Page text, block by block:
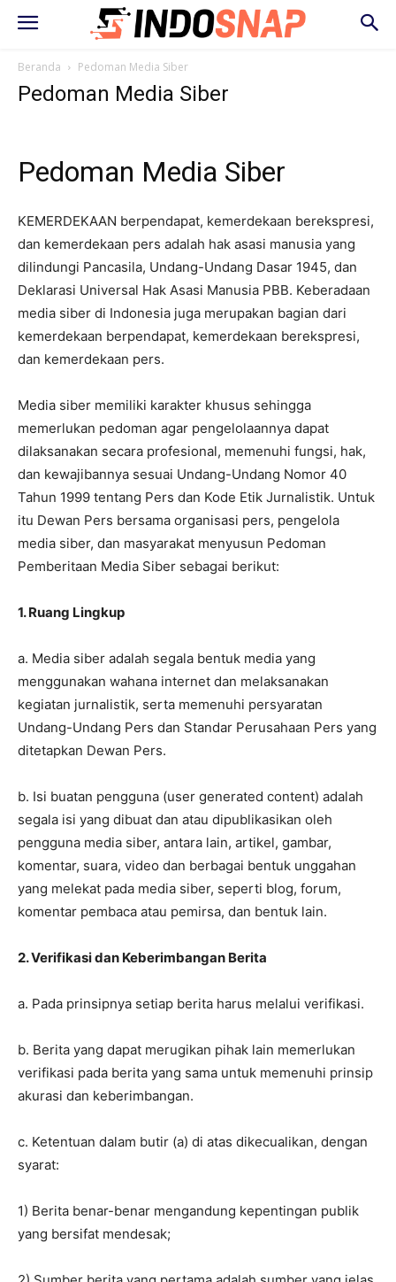
Beranda Pedoman Media Siber
Pedoman Media Siber
Pedoman Media Siber
KEMERDEKAAN berpendapat, kemerdekaan berekspresi,
dan kemerdekaan pers adalah hak asasi manusia yang
dilindungi Pancasila, Undang-Undang Dasar 1945, dan
Deklarasi Universal Hak Asasi Manusia PBB. Keberadaan
media siber di Indonesia juga merupakan bagian dari
kemerdekaan berpendapat, kemerdekaan berekspresi,
dan kemerdekaan pers.
Media siber memiliki karakter khusus sehingga
memerlukan pedoman agar pengelolaannya dapat
dilaksanakan secara profesional, memenuhi fungsi, hak,
dan kewajibannya sesuai Undang-Undang Nomor 40
Tahun 1999 tentang Pers dan Kode Etik Jurnalistik. Untuk
itu Dewan Pers bersama organisasi pers, pengelola
media siber, dan masyarakat menyusun Pedoman
Pemberitaan Media Siber sebagai berikut:
1. Ruang Lingkup
a. Media siber adalah segala bentuk media yang
menggunakan wahana internet dan melaksanakan
kegiatan jurnalistik, serta memenuhi persyaratan
Undang-Undang Pers dan Standar Perusahaan Pers yang
ditetapkan Dewan Pers.
b. Isi buatan pengguna (user generated content) adalah
segala isi yang dibuat dan atau dipublikasikan oleh
pengguna media siber, antara lain, artikel, gambar,
komentar, suara, video dan berbagai bentuk unggahan
yang melekat pada media siber, seperti blog, forum,
komentar pembaca atau pemirsa, dan bentuk lain.
2. Verifikasi dan Keberimbangan Berita
a. Pada prinsipnya setiap berita harus melalui verifikasi.
b. Berita yang dapat merugikan pihak lain memerlukan
verifikasi pada berita yang sama untuk memenuhi prinsip
akurasi dan keberimbangan.
c. Ketentuan dalam butir (a) di atas dikecualikan, dengan
syarat:
1) Berita benar-benar mengandung kepentingan publik
yang bersifat mendesak;